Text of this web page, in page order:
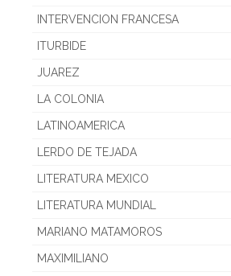
INTERVENCION FRANCESA
ITURBIDE
JUAREZ
LA COLONIA
LATINOAMERICA
LERDO DE TEJADA
LITERATURA MEXICO
LITERATURA MUNDIAL
MARIANO MATAMOROS
MAXIMILIANO